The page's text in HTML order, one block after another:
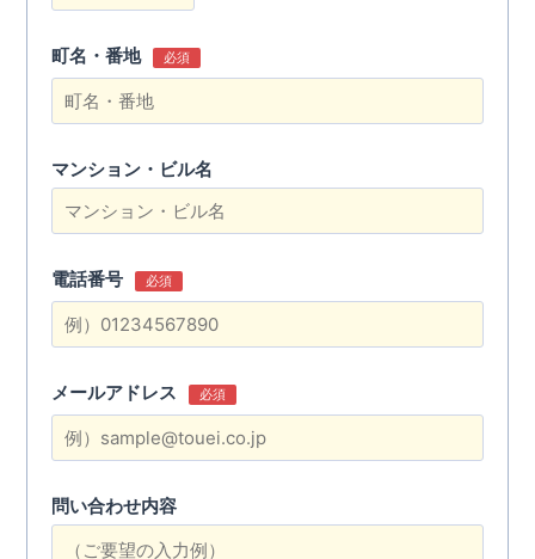
町名・番地 必須
マンション・ビル名
電話番号 必須
メールアドレス 必須
問い合わせ内容